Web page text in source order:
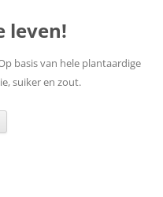
leven!
basis van hele plantaardige
suiker en zout.